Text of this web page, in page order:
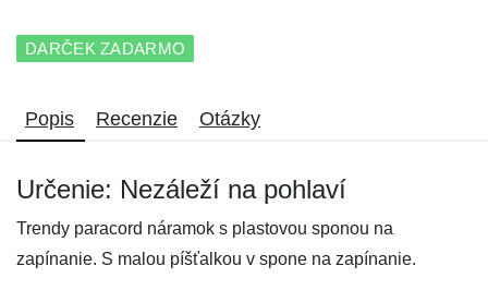
DARČEK ZADARMO
Popis Recenzie Otázky
Určenie: Nezáleží na pohlaví
Trendy paracord náramok s plastovou sponou na
zapínanie. S malou píšťalkou v spone na zapínanie.